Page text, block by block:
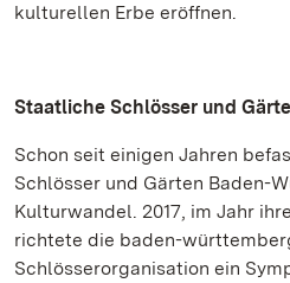
kulturellen Erbe eröffnen.
Staatliche Schlösser und
Schon seit einigen Jahren
Schlösser und Gärten Baden-
Kulturwandel. 2017, im Jahr
richtete die baden-
Schlösserorganisation ein